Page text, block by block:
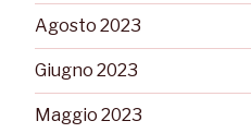
Agosto 2023
Giugno 2023
Maggio 2023